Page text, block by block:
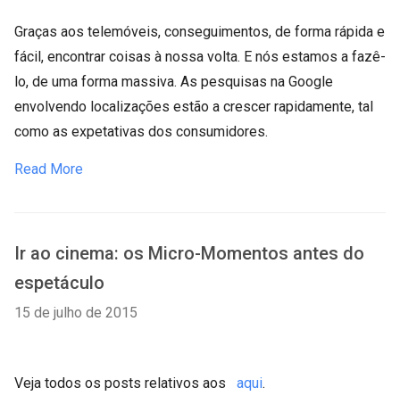
Graças aos telemóveis, conseguimentos, de forma rápida e
fácil, encontrar coisas à nossa volta. E nós estamos a fazê-
lo, de uma forma massiva. As pesquisas na Google
envolvendo localizações estão a crescer rapidamente, tal
como as expetativas dos consumidores.
Read More
Ir ao cinema: os Micro-Momentos antes do
espetáculo
15 de julho de 2015
Veja todos os posts relativos aos aqui.